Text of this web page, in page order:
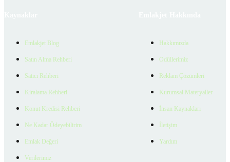
Emlakjet Blog
Satın Alma Rehberi
Satıcı Rehberi
Kiralama Rehberi
Konut Kredisi Rehberi
Ne Kadar Ödeyebilirim
Emlak Değeri
Verilerimiz
Hakkımızda
Ödüllerimiz
Reklam Çözümleri
Kurumsal Materyaller
İnsan Kaynakları
İletişim
Yardım